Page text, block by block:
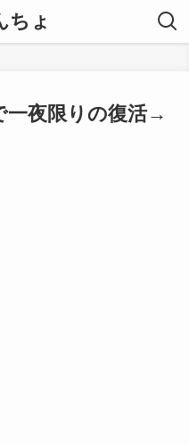
ちょ
一夜限りの復活→